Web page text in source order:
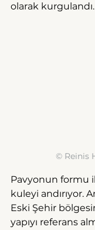
olarak kurgulandı.
© Reinis
Pavyonun formu
kuleyi andırıyor.
Eski Şehir
yapıyı referans